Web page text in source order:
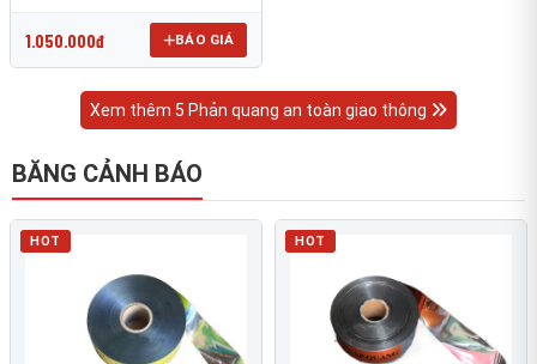
1.050.000đ BÁO GIÁ
Xem thêm 5 Phản quang an toàn giao thông
BĂNG CẢNH BÁO
HOT HOT